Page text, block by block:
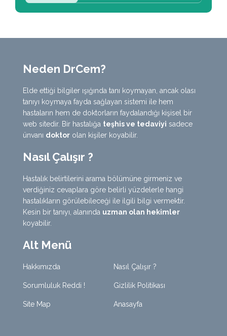
Neden DrCem?
Elde ettiği bilgiler ışığında tanı koymayan, ancak olası
tanıyı koymaya fayda sağlayan sistemi ile hem
hastaların hem de doktorların faydalandığı kişisel bir
web sitedir. Bir hastalığa teşhis ve tedaviyi sadece
ünvanı doktor olan kişiler koyabilir.
Nasıl Çalışır ?
Hastalık belirtilerini arama bölümüne girmeniz ve
verdiğiniz cevaplara göre belirli yüzdelerle hangi
hastalıkların görülebileceği ile ilgili bilgi vermektir.
Kesin bir tanıyı, alanında uzman olan hekimler
koyabilir.
Alt Menü
Hakkımızda Nasıl Çalışır ?
Sorumluluk Reddi ! Gizlilik Politikası
Site Map Anasayfa